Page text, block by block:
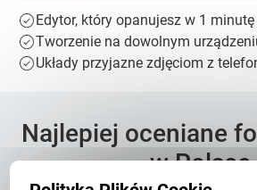
Edytor, który opanujesz w 1 minutę
Tworzenie na dowolnym
Układy przyjazne zdjęciom z
Najlepiej oceniane
w Polsce